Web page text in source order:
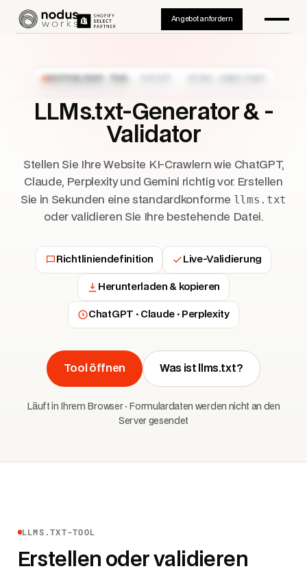
Angebot anfordern
KOSTENLOSES TOOL · SOFORT · KEINE ANMELDUNG
LLMs.txt-Generator & -
Validator
Stellen Sie Ihre Website KI-Crawlern wie ChatGPT,
Claude, Perplexity und Gemini richtig vor. Erstellen
Sie in Sekunden eine standardkonforme llms.txt
oder validieren Sie Ihre bestehende Datei.
Richtliniendefinition Live-Validierung
Herunterladen & kopieren
ChatGPT · Claude · Perplexity
Tool öffnen Was ist llms.txt?
Läuft in Ihrem Browser · Formulardaten werden nicht an den
Server gesendet
LLMS.TXT-TOOL
Erstellen oder validieren